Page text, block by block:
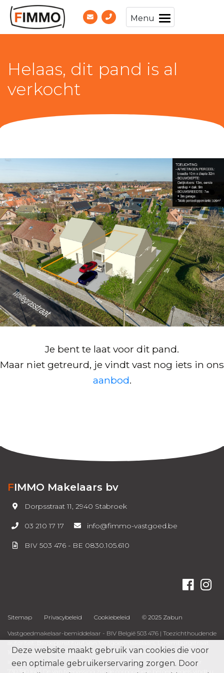
Menu
Helaas, dit pand is al
verkocht
Je bent te laat voor dit pand.
Maar niet getreurd, je vindt vast nog iets in ons
aanbod.
FIMMO Makelaars bv
Dorpsstraat 11, 2940 Stabroek
03 210 17 17 info@fimmo-vastgoed.be
BIV 503 476 - BE 0830.105.610
Sitemap Privacybeleid Cookiebeleid © 2025 Zabun
Vastgoedmakelaar-bemiddelaar - BIV België 503 476 | Toezichthoudende
autoriteit: Beroepsinstituut van Vastgoedmakelaars, Luxemburgstraat
16B te 1000 Brussel - Telefoonnummer02 505 38 50en e-mailadres (
info@biv.be)| BA en borgstelling via AXA NV Belgium, polisnummer
730.390.160 | De van toepassing zijnde corporatieve beroepsregels vindt u
Deze website maakt gebruik van cookies die voor
een optimale gebruikerservaring zorgen. Door